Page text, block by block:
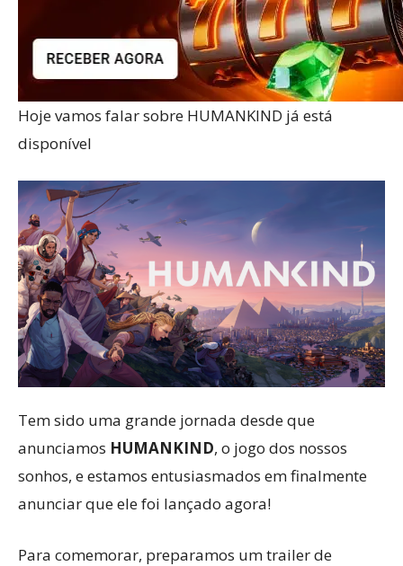
Hoje vamos falar sobre HUMANKIND já está
disponível
Tem sido uma grande jornada desde que
anunciamos HUMANKIND, o jogo dos nossos
sonhos, e estamos entusiasmados em finalmente
anunciar que ele foi lançado agora!
Para comemorar, preparamos um trailer de